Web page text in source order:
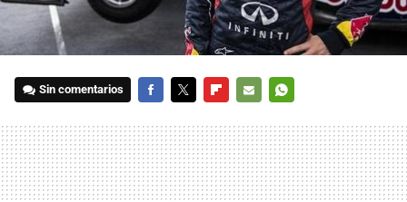
Sin comentarios
MAIL